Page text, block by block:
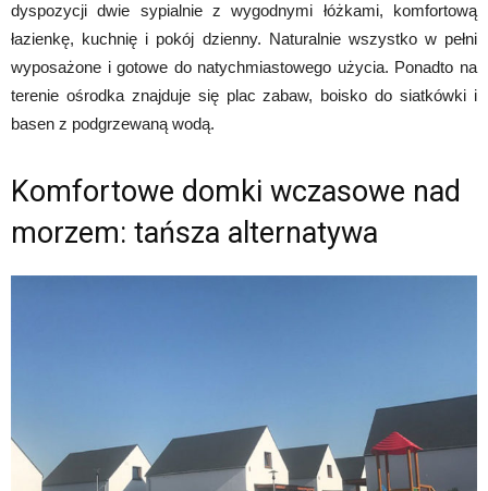
dyspozycji dwie sypialnie z wygodnymi łóżkami, komfortową
łazienkę, kuchnię i pokój dzienny. Naturalnie wszystko w pełni
wyposażone i gotowe do natychmiastowego użycia. Ponadto na
terenie ośrodka znajduje się plac zabaw, boisko do siatkówki i
basen z podgrzewaną wodą.
Komfortowe domki wczasowe nad
morzem: tańsza alternatywa